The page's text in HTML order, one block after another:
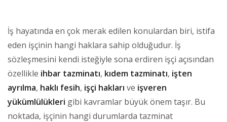
İş hayatında en çok merak edilen konulardan biri, istifa
eden işçinin hangi haklara sahip olduğudur. İş
sözleşmesini kendi isteğiyle sona erdiren işçi açısından
özellikle ihbar tazminatı, kıdem tazminatı, işten
ayrılma, haklı fesih, işçi hakları ve işveren
yükümlülükleri gibi kavramlar büyük önem taşır. Bu
noktada, işçinin hangi durumlarda tazminat